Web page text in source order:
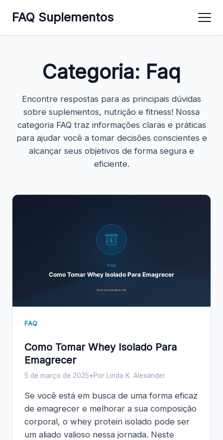
FAQ Suplementos
Categoria: Faq
Encontre respostas para as principais dúvidas
sobre suplementos, nutrição e fitness! Nossa
categoria FAQ traz informações claras e práticas
para ajudar você a tomar decisões conscientes e
alcançar seus objetivos de forma segura e
eficiente.
Faq
Como Tomar Whey Isolado Para Emagrecer
FAQ SUPLEMENTOS
FAQ
Como Tomar Whey Isolado Para
Emagrecer
5 de março de 2025• Por Linda K. Alexander
Se você está em busca de uma forma eficaz
de emagrecer e melhorar a sua composição
corporal, o whey protein isolado pode ser
um aliado valioso nessa jornada. Neste